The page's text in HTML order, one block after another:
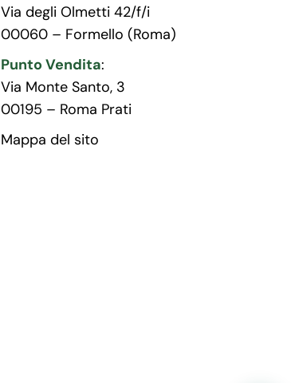
Via degli Olmetti 42/f/i
00060 – Formello (Roma)
Punto Vendita:
Via Monte Santo, 3
00195 – Roma Prati
Mappa del sito